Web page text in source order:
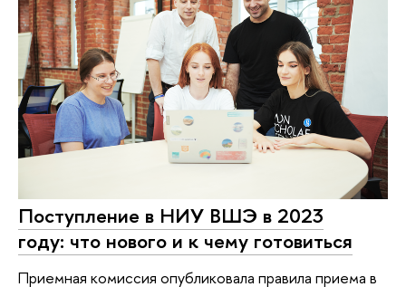
Поступление в НИУ ВШЭ в 2023
году: что нового и к чему готовиться
Приемная комиссия опубликовала правила приема в